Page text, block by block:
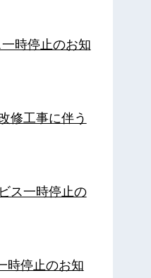
時停止のお知
修工事に伴う
ス一時停止の
時停止のお知